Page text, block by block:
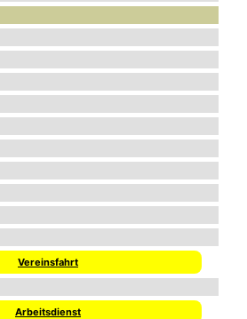
Vereinsfahrt
Arbeitsdienst